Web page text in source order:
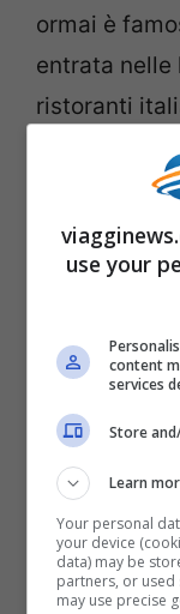
ormai è
entrata
ristoranti
base di
piccoli
torta c’è
sorta di
Foigras:
magari
MasterChef
a
famigerato
tipico
use your
content
services
Store
Learn
Your personal
your device
data) may be
partners, or used
may use precise